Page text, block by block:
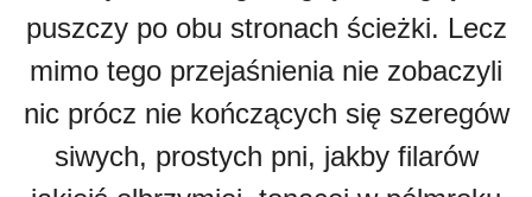
puszczy po obu stronach ścieżki. Lecz
mimo tego przejaśnienia nie zobaczyli
nic prócz nie kończących się szeregów
siwych, prostych pni, jakby filarów